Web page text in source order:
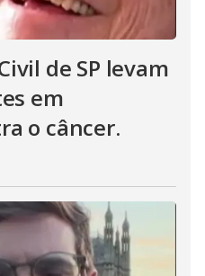
de SP levam
em
o câncer.